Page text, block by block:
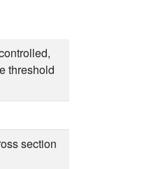
threshold
section